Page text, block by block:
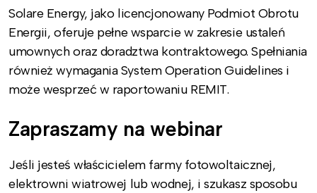
Solare Energy, jako licencjonowany Podmiot Obrotu
Energii, oferuje pełne wsparcie w zakresie ustaleń
umownych oraz doradztwa kontraktowego. Spełniania
również wymagania System Operation Guidelines i
może wesprzeć w raportowaniu REMIT.
Zapraszamy na webinar
Jeśli jesteś właścicielem farmy fotowoltaicznej,
elektrowni wiatrowej lub wodnej, i szukasz sposobu